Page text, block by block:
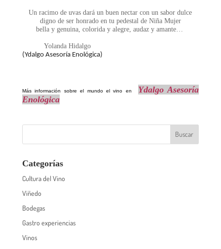
Un racimo de uvas dará un buen nectar con un sabor dulce
digno de ser honrado en tu pedestal de Niña Mujer
bella y genuina, colorida y alegre, audaz y amante…
Yolanda Hidalgo
(Ydalgo Asesoría Enológica)
Más información sobre el mundo el vino en
Ydalgo Asesoría
Enológica
Categorías
Cultura del Vino
Viñedo
Bodegas
Gastro experiencias
Vinos